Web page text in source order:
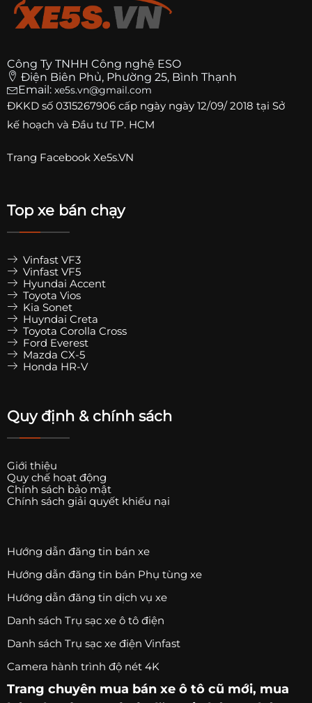
Công Ty TNHH Công nghệ ESO
Điện Biên Phủ, Phường 25, Bình Thạnh
Email: xe5s.vn@gmail.com
ĐKKD số 0315267906 cấp ngày ngày 12/09/ 2018 tại Sở
kế hoạch và Đầu tư TP. HCM
Trang Facebook Xe5s.VN
Top xe bán chạy
Vinfast VF3
Vinfast VF5
Hyundai Accent
Toyota Vios
Kia Sonet
Huyndai Creta
Toyota Corolla Cross
Ford Everest
Mazda CX-5
Honda HR-V
Quy định & chính sách
Giới thiệu
Quy chế hoạt động
Chính sách bảo mật
Chính sách giải quyết khiếu nại
Hướng dẫn đăng tin bán xe
Hướng dẫn đăng tin bán Phụ tùng xe
Hướng dẫn đăng tin dịch vụ xe
Danh sách Trụ sạc xe ô tô điện
Danh sách Trụ sạc xe điện Vinfast
Camera hành trình độ nét 4K
Trang chuyên mua bán xe ô tô cũ mới, mua